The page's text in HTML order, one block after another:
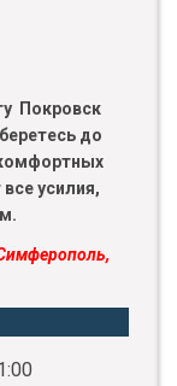
Покровск
до
усилия,